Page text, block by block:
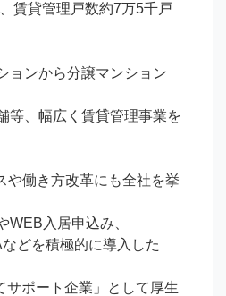
賃貸管理戸数約7万5千戸
ョンから分譲マンション
等、幅広く賃貸管理事業を
や働き方改革にも全社を挙
WEB入居申込み、
どを積極的に導入した
サポート企業」として厚生